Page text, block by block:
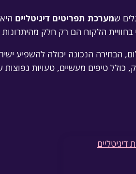
שמערכת תפריטים דיגיטליים
הלקוח הם רק חלק
הבחירה הנכונה יכולה להשפיע
טיפים מעשיים, טעויות